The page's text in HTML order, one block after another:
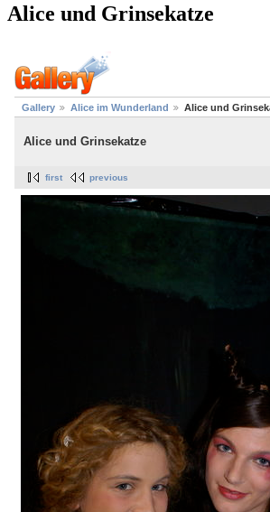
Alice und Grinsekatze
Gallery Alice im Wunderland Alice und
Alice und Grinsekatze
first previous